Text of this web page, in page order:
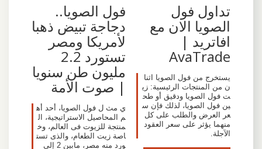
تداول فول
الصويا الان مع
افاتريد |
AvaTrade
يستخرج من فول الصويا اثنا
ن من المنتجات الرئيسية: زي
ت فول الصويا ودقيق أو طح
ين فول الصويا، لذلك فإن س
عر العرض والطلب على كل
منهما يؤثر على سعر العقود
الآجلة.
فول الصويا..
دجاجة تبيض ذهبا
لأمريكا ومصر
تستورد 2.2
مليون طن سنويا
| صوت الأمة
ي مث ل فول الصويا، أحد أه
م المحاصيل الاستراتيجية، ال
منتجة للزيوت فى العالم، وخ
اصة زيت الطعام، والذى تست
ورد منه مصر، مابين 2 إلى